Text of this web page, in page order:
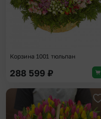
Корзина 1001 тюльпан
288 599 ₽